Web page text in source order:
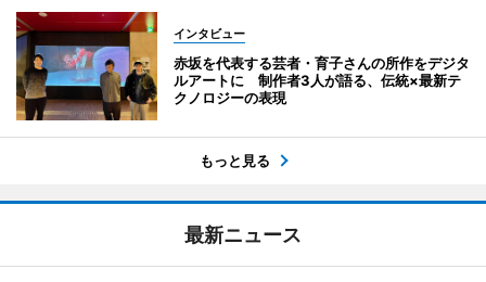
インタビュー
赤坂を代表する芸者・育子さんの所作をデジタ
ルアートに 制作者3人が語る、伝統×最新テ
クノロジーの表現
もっと見る
最新ニュース